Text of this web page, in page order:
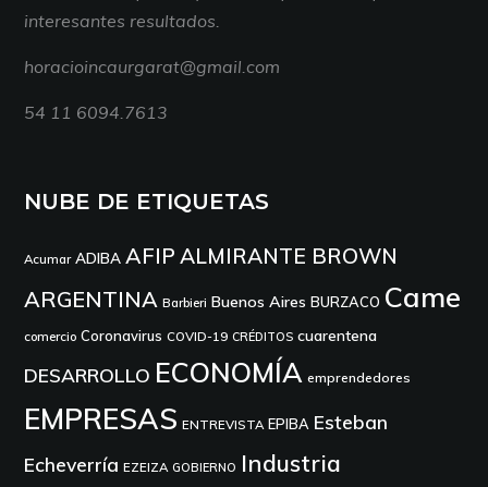
interesantes resultados.
horacioincaurgarat@gmail.com
54 11 6094.7613
NUBE DE ETIQUETAS
Acumar ADIBA AFIP ALMIRANTE BROWN
ARGENTINA Barbieri Buenos Aires BURZACO Came
comercio Coronavirus COVID-19 CRÉDITOS cuarentena
DESARROLLO ECONOMÍA emprendedores
EMPRESAS ENTREVISTA EPIBA Esteban
Echeverría EZEIZA GOBIERNO Industria